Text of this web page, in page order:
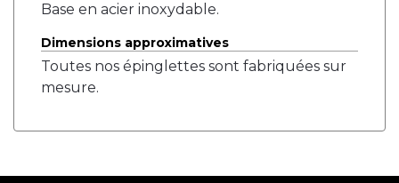
Base en acier inoxydable.
Dimensions approximatives
Toutes nos épinglettes sont fabriquées sur
mesure.